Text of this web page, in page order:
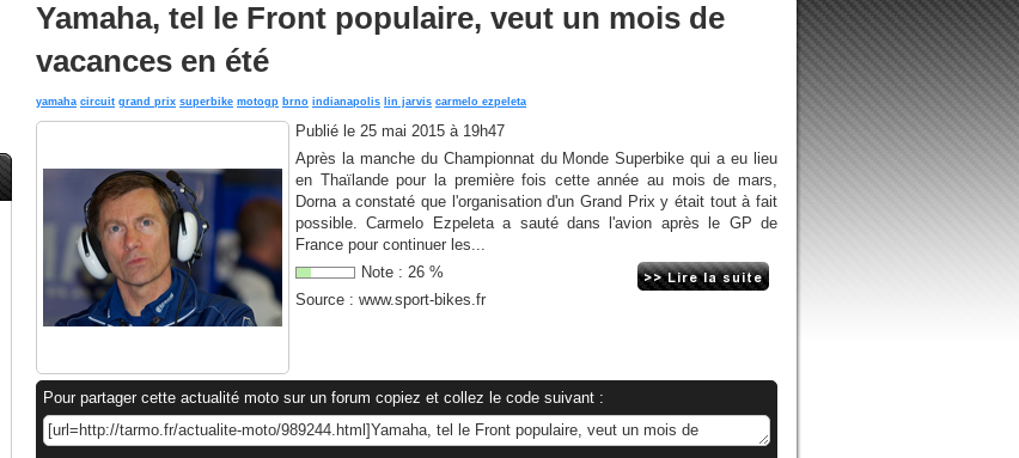
Yamaha, tel le Front populaire, veut un mois de
vacances en été
yamaha circuit grand prix superbike motogp brno indianapolis lin jarvis carmelo ezpeleta
Publié le 25 mai 2015 à 19h47
Après la manche du Championnat du Monde Superbike qui a eu lieu
en Thaïlande pour la première fois cette année au mois de mars,
Dorna a constaté que l'organisation d'un Grand Prix y était tout à fait
possible. Carmelo Ezpeleta a sauté dans l'avion après le GP de
France pour continuer les...
Note : 26 %
Source : www.sport-bikes.fr
Pour partager cette actualité moto sur un forum copiez et collez le code suivant :